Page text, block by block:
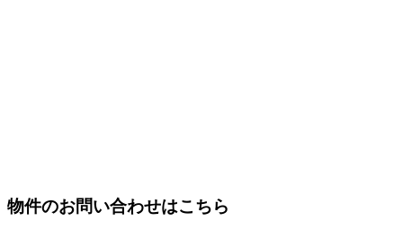
物件のお問い合わせはこちら